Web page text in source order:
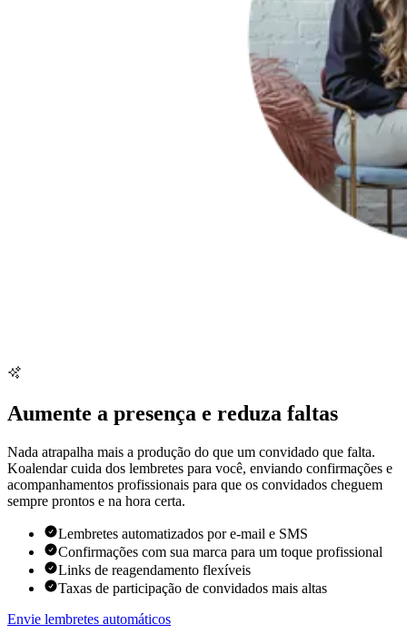
Aumente a presença e reduza faltas
Nada atrapalha mais a produção do que um convidado que falta.
Koalendar cuida dos lembretes para você, enviando confirmações e
acompanhamentos profissionais para que os convidados cheguem
sempre prontos e na hora certa.
Lembretes automatizados por e-mail e SMS
Confirmações com sua marca para um toque profissional
Links de reagendamento flexíveis
Taxas de participação de convidados mais altas
Envie lembretes automáticos